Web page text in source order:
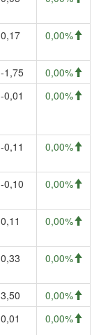
0,17 0,00%
-1,75
0,00%
-0,01 0,00%
-0,11 0,00%
-0,10 0,00%
0,11 0,00%
0,33 0,00%
3,50
0,00%
0,01 0,00%